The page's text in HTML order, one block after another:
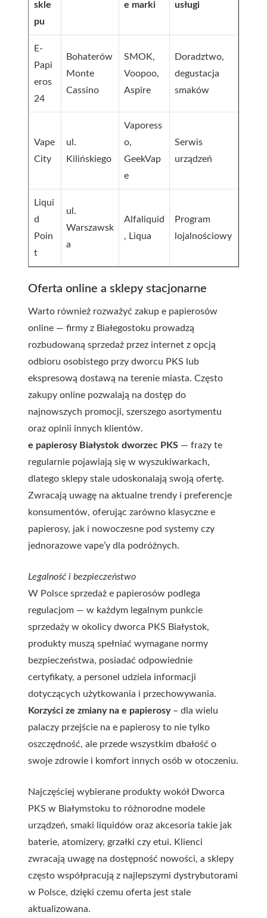
skle
pu
e marki
usługi
E-
Papi
eros
24
Bohaterów
Monte
Cassino
SMOK,
Voopoo,
Aspire
Doradztwo,
degustacja
smaków
Vape
City
ul.
Kilińskiego
Vaporess
o,
GeekVap
e
Serwis
urządzeń
Liqui
d
Poin
t
ul.
Warszawsk
a
Alfaliquid
, Liqua
Program
lojalnościowy
Oferta online a sklepy stacjonarne
Warto również rozważyć zakup e papierosów
online — firmy z Białegostoku prowadzą
rozbudowaną sprzedaż przez internet z opcją
odbioru osobistego przy dworcu PKS lub
ekspresową dostawą na terenie miasta. Często
zakupy online pozwalają na dostęp do
najnowszych promocji, szerszego asortymentu
oraz opinii innych klientów.
e papierosy Białystok dworzec PKS — frazy te
regularnie pojawiają się w wyszukiwarkach,
dlatego sklepy stale udoskonalają swoją ofertę.
Zwracają uwagę na aktualne trendy i preferencje
konsumentów, oferując zarówno klasyczne e
papierosy, jak i nowoczesne pod systemy czy
jednorazowe vape’y dla podróżnych.
Legalność i bezpieczeństwo
W Polsce sprzedaż e papierosów podlega
regulacjom — w każdym legalnym punkcie
sprzedaży w okolicy dworca PKS Białystok,
produkty muszą spełniać wymagane normy
bezpieczeństwa, posiadać odpowiednie
certyfikaty, a personel udziela informacji
dotyczących użytkowania i przechowywania.
Korzyści ze zmiany na e papierosy– dla wielu
palaczy przejście na e papierosy to nie tylko
oszczędność, ale przede wszystkim dbałość o
swoje zdrowie i komfort innych osób w otoczeniu.
Najczęściej wybierane produkty wokół Dworca
PKS w Białymstoku to różnorodne modele
urządzeń, smaki liquidów oraz akcesoria takie jak
baterie, atomizery, grzałki czy etui. Klienci
zwracają uwagę na dostępność nowości, a sklepy
często współpracują z najlepszymi dystrybutorami
w Polsce, dzięki czemu oferta jest stale
aktualizowana.